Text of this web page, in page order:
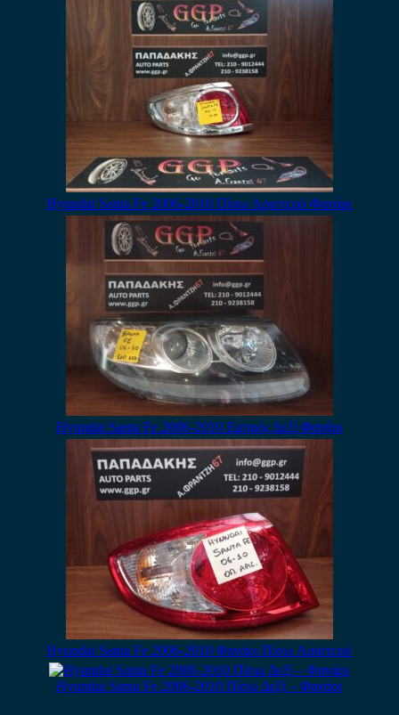
Hyundai Santa Fe 2006-2010 Πίσω Αριστερό Φανάρι
Hyundai Santa Fe 2006-2010 Εμπρός Δεξί Φανάρι
Hyundai Santa Fe 2006-2010 Φανάρι Πίσω Αριστερό
Hyundai Santa Fe 2006-2010 Πίσω Δεξί – Φανάρι